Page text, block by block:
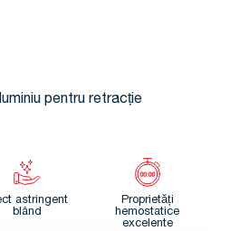
pentru retracție
astringent
blând
Proprietăți
hemostatice
excelente